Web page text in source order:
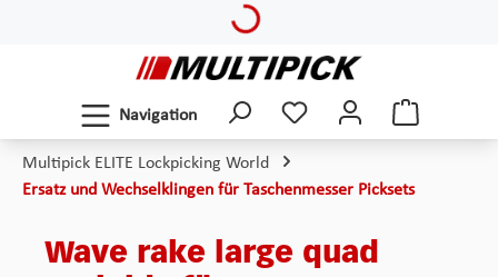
Navigation
Multipick ELITE Lockpicking World
Ersatz und Wechselklingen für Taschenmesser Picksets
Wave rake large quad